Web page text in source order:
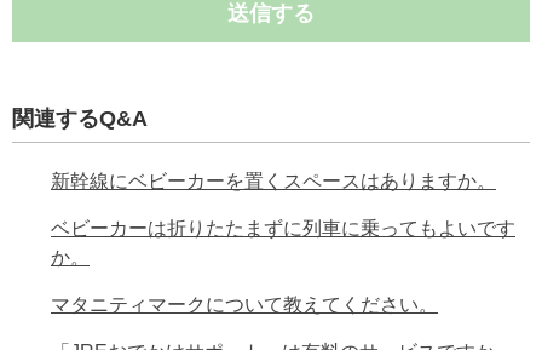
送信する
関連するQ&A
新幹線にベビーカーを置くスペースはありますか。
ベビーカーは折りたたまずに列車に乗ってもよいです
か。
マタニティマークについて教えてください。